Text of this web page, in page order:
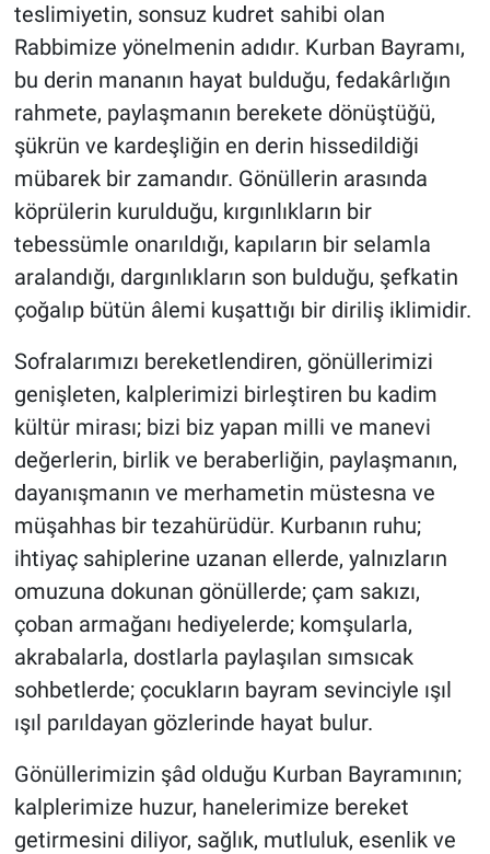
teslimiyetin, sonsuz kudret sahibi olan
Rabbimize yönelmenin adıdır. Kurban Bayramı,
bu derin mananın hayat bulduğu, fedakârlığın
rahmete, paylaşmanın berekete dönüştüğü,
şükrün ve kardeşliğin en derin hissedildiği
mübarek bir zamandır. Gönüllerin arasında
köprülerin kurulduğu, kırgınlıkların bir
tebessümle onarıldığı, kapıların bir selamla
aralandığı, dargınlıkların son bulduğu, şefkatin
çoğalıp bütün âlemi kuşattığı bir diriliş iklimidir.
Sofralarımızı bereketlendiren, gönüllerimizi
genişleten, kalplerimizi birleştiren bu kadim
kültür mirası; bizi biz yapan milli ve manevi
değerlerin, birlik ve beraberliğin, paylaşmanın,
dayanışmanın ve merhametin müstesna ve
müşahhas bir tezahürüdür. Kurbanın ruhu;
ihtiyaç sahiplerine uzanan ellerde, yalnızların
omuzuna dokunan gönüllerde; çam sakızı,
çoban armağanı hediyelerde; komşularla,
akrabalarla, dostlarla paylaşılan sımsıcak
sohbetlerde; çocukların bayram sevinciyle ışıl
ışıl parıldayan gözlerinde hayat bulur.
Gönüllerimizin şâd olduğu Kurban Bayramının;
kalplerimize huzur, hanelerimize bereket
getirmesini diliyor, sağlık, mutluluk, esenlik ve